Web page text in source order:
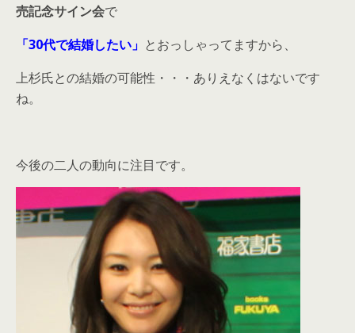
売記念サイン会で
「30代で結婚したい」 とおっしゃってますから、
上杉氏との結婚の可能性・・・ありえなくはないです
ね。
今後の二人の動向に注目です。